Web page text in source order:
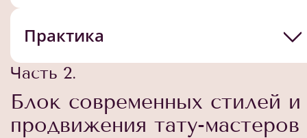
Практика
Часть 2.
Блок современных стилей и
продвижения тату-мастеров